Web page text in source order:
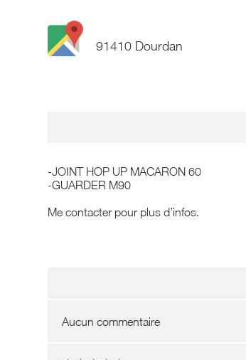
91410 Dourdan
-JOINT HOP UP MACARON 60
-GUARDER M90
Me contacter pour plus d’infos.
Aucun commentaire